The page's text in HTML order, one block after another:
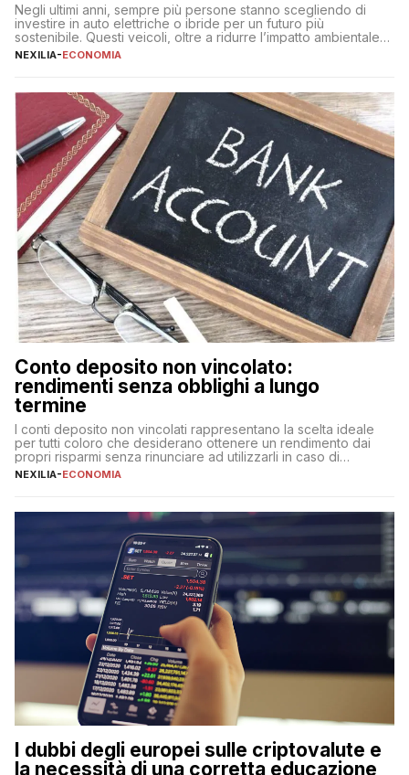
Negli ultimi anni, sempre più persone stanno scegliendo di
investire in auto elettriche o ibride per un futuro più
sostenibile. Questi veicoli, oltre a ridurre l’impatto ambientale,
offrono vantaggi economici a lungo termine, come minori costi
fare se non […]
NEXILIA-ECONOMIA
Conto deposito non vincolato:
rendimenti senza obblighi a lungo
termine
I conti deposito non vincolati rappresentano la scelta ideale
per tutti coloro che desiderano ottenere un rendimento dai
propri risparmi senza rinunciare ad utilizzarli in caso di
necessità. A differenza delle forme vincolate tradizionali,
flessibilità e rendimento. Come funzionano […]
NEXILIA-ECONOMIA
I dubbi degli europei sulle criptovalute e
la necessità di una corretta educazione